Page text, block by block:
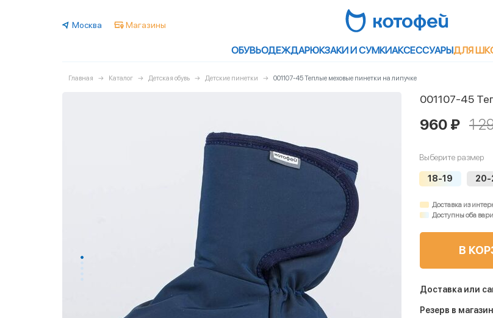
Москва Магазины
ОБУВЬОДЕЖДАРЮКЗАКИ И СУМКИАКСЕССУАРЫДЛЯ
Главная Каталог Детская обувь Детские пинетки 001107-45 Теплые меховые пинетки на липучке
001107-45
960 ₽ 1
Выберите размер
18-19 20-
Доставка из
Доступны оба
В
Доставка или
Резерв в